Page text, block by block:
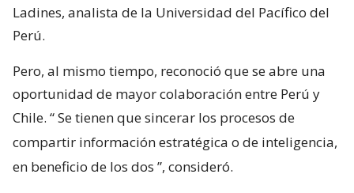
Ladines, analista de la Universidad del Pacífico del
Perú.
Pero, al mismo tiempo, reconoció que se abre una
oportunidad de mayor colaboración entre Perú y
Chile. “Se tienen que sincerar los procesos de
compartir información estratégica o de inteligencia,
en beneficio de los dos ”, consideró.